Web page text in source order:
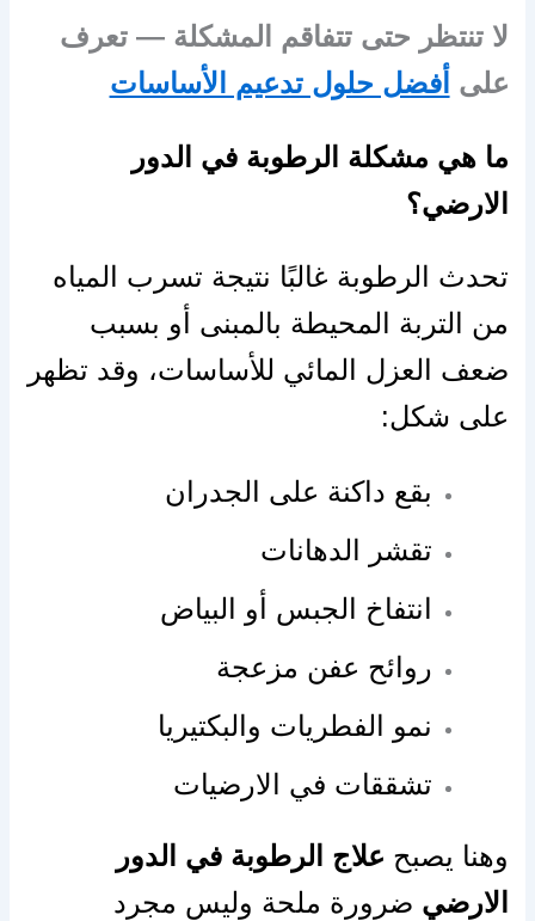
لا تنتظر حتى تتفاقم المشكلة — تعرف
على أفضل حلول تدعيم الأساسات
ما هي مشكلة الرطوبة في الدور
الارضي؟
تحدث الرطوبة غالبًا نتيجة تسرب المياه
من التربة المحيطة بالمبنى أو بسبب
ضعف العزل المائي للأساسات، وقد تظهر
على شكل:
بقع داكنة على الجدران
تقشر الدهانات
انتفاخ الجبس أو البياض
روائح عفن مزعجة
نمو الفطريات والبكتيريا
تشققات في الارضيات
وهنا يصبح علاج الرطوبة في الدور
الارضي ضرورة ملحة وليس مجرد